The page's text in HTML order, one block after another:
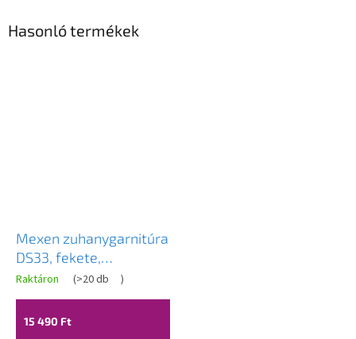
Hasonló termékek
Mexen zuhanygarnitúra
DS33, fekete,
785334583-70
Raktáron (>20 db )
15 490 Ft